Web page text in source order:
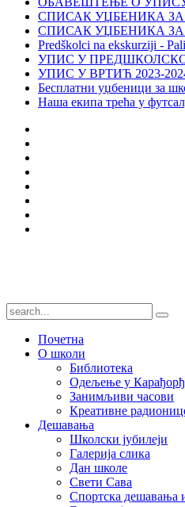
СПИСАК УЏБЕНИКА ЗА
СПИСАК УЏБЕНИКА ЗА
Predškolci na ekskurziji -
УПИС У ПРЕДШКОЛСКО
УПИС У ВРТИЋ 2023-
Бесплатни уџбеници за
Наша екипа трећа у
Почетна
О школи
Библиотека
Одељење у
Занимљиви часови
Креативне
Дешавања
Школски јубилеји
Галерија слика
Дан школе
Свети Сава
Спортска дешавања